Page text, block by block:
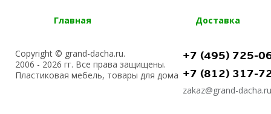
Главная Доставка
Copyright © grand-dacha.ru.
2006 - 2026 гг. Все права защищены.
Пластиковая мебель, товары для дома
+7 (495) 725-
+7 (812) 317-
zakaz@grand-dacha.ru